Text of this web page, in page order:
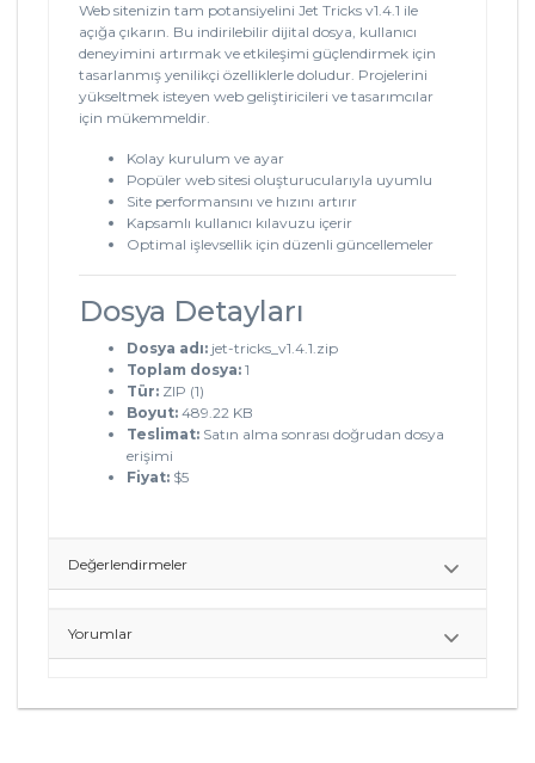
Web sitenizin tam potansiyelini Jet Tricks v1.4.1 ile
açığa çıkarın. Bu indirilebilir dijital dosya, kullanıcı
deneyimini artırmak ve etkileşimi güçlendirmek için
tasarlanmış yenilikçi özelliklerle doludur. Projelerini
yükseltmek isteyen web geliştiricileri ve tasarımcılar
için mükemmeldir.
Kolay kurulum ve ayar
Popüler web sitesi oluşturucularıyla uyumlu
Site performansını ve hızını artırır
Kapsamlı kullanıcı kılavuzu içerir
Optimal işlevsellik için düzenli güncellemeler
Dosya Detayları
Dosya adı: jet-tricks_v1.4.1.zip
Toplam dosya: 1
Tür: ZIP (1)
Boyut: 489.22 KB
Teslimat: Satın alma sonrası doğrudan dosya
erişimi
Fiyat: $5
Değerlendirmeler
Yorumlar